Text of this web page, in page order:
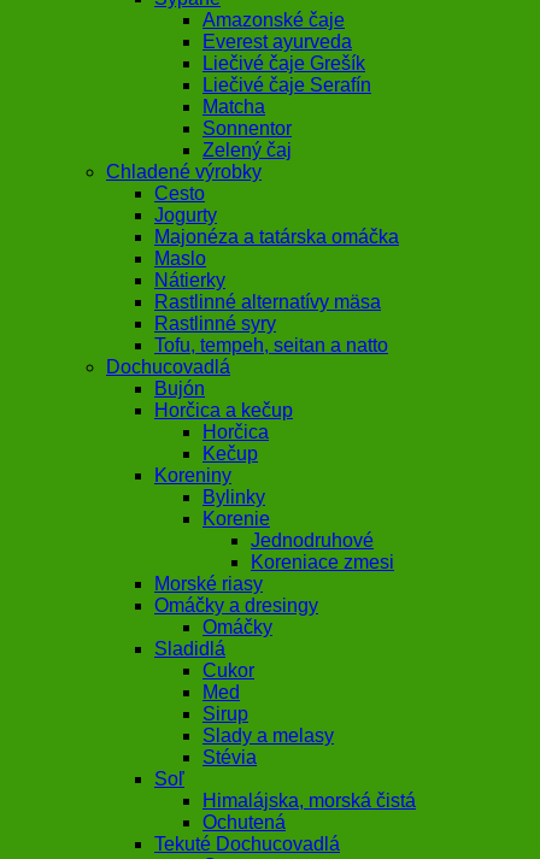
Amazonské čaje
Everest ayurveda
Liečivé čaje Grešík
Liečivé čaje Serafín
Matcha
Sonnentor
Zelený čaj
Chladené výrobky
Cesto
Jogurty
Majonéza a tatárska omáčka
Maslo
Nátierky
Rastlinné alternatívy mäsa
Rastlinné syry
Tofu, tempeh, seitan a natto
Dochucovadlá
Bujón
Horčica a kečup
Horčica
Kečup
Koreniny
Bylinky
Korenie
Jednodruhové
Koreniace zmesi
Morské riasy
Omáčky a dresingy
Omáčky
Sladidlá
Cukor
Med
Sirup
Slady a melasy
Stévia
Soľ
Himalájska, morská čistá
Ochutená
Tekuté Dochucovadlá